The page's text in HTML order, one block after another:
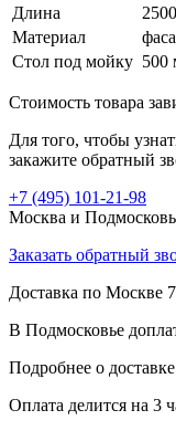
Длина
Материал
Стол под мойку 500
Стоимость товара
Для того, чтобы
закажите обратный
+7 (495) 101-21-98
Москва и
Заказать обратный
Доставка по Москве
В Подмосковье
Подробнее о
Оплата делится на 3